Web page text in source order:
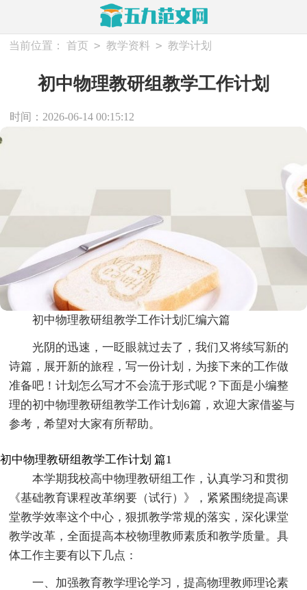
当前位置： 首页 > 教学资料 > 教学计划
初中物理教研组教学工作计划
时间：2026-06-14 00:15:12
初中物理教研组教学工作计划汇编六篇
光阴的迅速，一眨眼就过去了，我们又将续写新的
诗篇，展开新的旅程，写一份计划，为接下来的工作做
准备吧！计划怎么写才不会流于形式呢？下面是小编整
理的初中物理教研组教学工作计划6篇，欢迎大家借鉴与
参考，希望对大家有所帮助。
初中物理教研组教学工作计划 篇1
本学期我校高中物理教研组工作，认真学习和贯彻
《基础教育课程改革纲要（试行）》，紧紧围绕提高课
堂教学效率这个中心，狠抓教学常规的落实，深化课堂
教学改革，全面提高本校物理教师素质和教学质量。具
体工作主要有以下几点：
一、加强教育教学理论学习，提高物理教师理论素